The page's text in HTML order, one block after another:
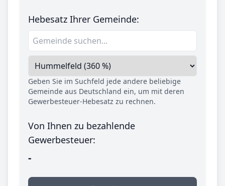
Hebesatz Ihrer Gemeinde:
Geben Sie im Suchfeld jede andere beliebige
Gemeinde aus Deutschland ein, um mit deren
Gewerbesteuer-Hebesatz zu rechnen.
Von Ihnen zu bezahlende
Gewerbesteuer:
-